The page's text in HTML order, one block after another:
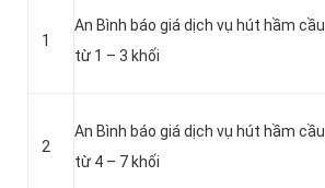
1
An Bình báo giá dịch vụ hút hầm cầu
từ 1 – 3 khối
2
An Bình báo giá dịch vụ hút hầm cầu
từ 4 – 7 khối